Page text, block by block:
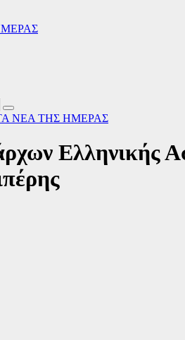
ΝΕΑ ΤΗΣ ΗΜΕΡΑΣ
Ελληνικής